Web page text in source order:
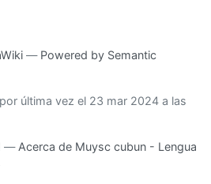
― Powered by Semantic
última vez el 23 mar 2024 a las
Acerca de Muysc cubun - Lengua